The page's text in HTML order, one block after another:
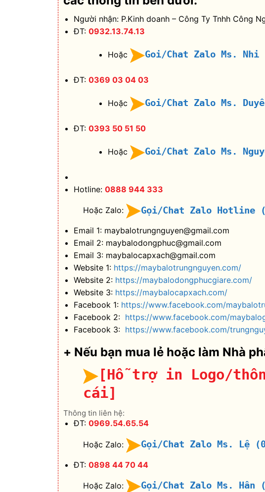
Người nhận: P.Kinh doanh – Công Ty Tnhh Công
ĐT: 0932.13.74.13
Hoặc Goi/Chat Zalo Ms.
ĐT: 0369 03 04 03
Hoặc Goi/Chat Zalo Ms.
ĐT: 0393 50 51 50
Hoặc Goi/Chat Zalo Ms.
Hotline: 0888 944 333
Hoặc Zalo: Gọi/Chat Zalo Hotline
Email 1: maybalotrungnguyen@gmail.com
Email 2: maybalodongphuc@gmail.com
Email 3: maybalocapxach@gmail.com
Website 1: https://maybalotrungnguyen.com/
Website 2: https://maybalodongphucgiare.com/
Website 3: https://maybalocapxach.com/
Facebook 1: https://www.facebook.com/
Facebook 2: https://www.facebook.com/
Facebook 3: https://www.facebook.com/
+ Nếu bạn mua lẻ hoặc làm Nhà
[Hỗ trợ in Logo/
cái]
Thông tin liên hệ:
ĐT: 0969.54.65.54
Hoặc Zalo: Gọi/Chat Zalo Ms. Lệ
ĐT: 0898 44 70 44
Hoặc Zalo: Gọi/Chat Zalo Ms. Hân